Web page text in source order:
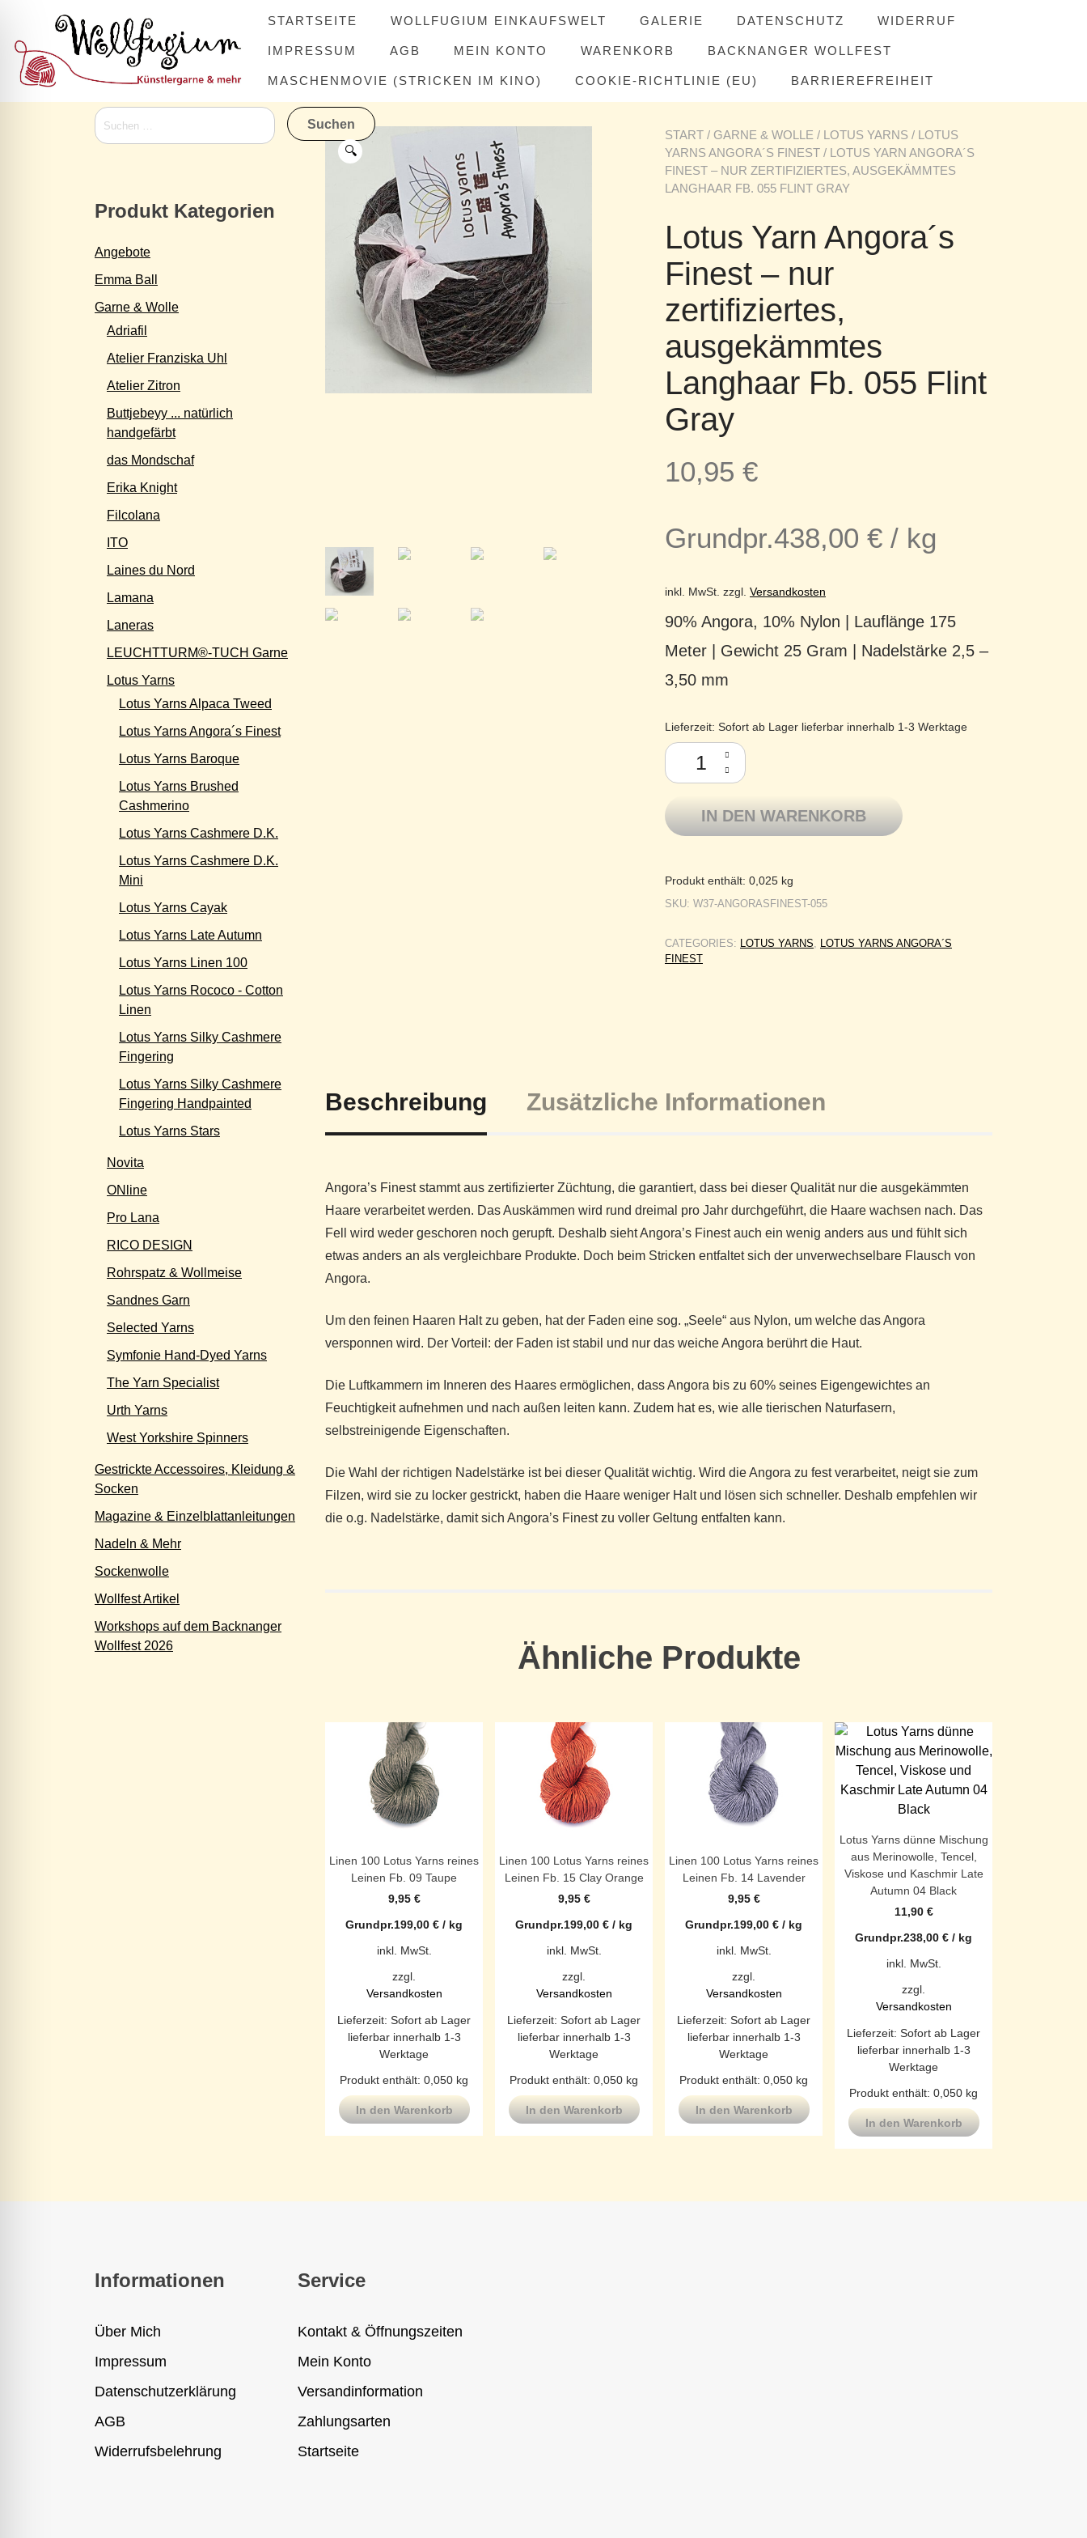
content
STARTSEITE WOLLFUGIUM EINKAUFSWELT GALERIE DATENSCHUTZ WIDERRUF
IMPRESSUM AGB MEIN KONTO WARENKORB BACKNANGER WOLLFEST
MASCHENMOVIE (STRICKEN IM KINO) COOKIE-RICHTLINIE (EU) BARRIEREFREIHEIT
🔍
START / GARNE & WOLLE / LOTUS YARNS / LOTUS
YARNS ANGORA´S FINEST / LOTUS YARN ANGORA´S
FINEST – NUR ZERTIFIZIERTES, AUSGEKÄMMTES
LANGHAAR FB. 055 FLINT GRAY
Lotus Yarn Angora´s
Finest – nur
zertifiziertes,
ausgekämmtes
Langhaar Fb. 055 Flint
Gray
10,95 €
Grundpr.438,00 € / kg
inkl. MwSt. zzgl. Versandkosten
90% Angora, 10% Nylon | Lauflänge 175
Meter | Gewicht 25 Gram | Nadelstärke 2,5 –
3,50 mm
Lieferzeit: Sofort ab Lager lieferbar innerhalb 1-3 Werktage
Lotus Yarn Angora´s Finest - nur zertifiziertes, ausgekämmtes Langhaar
IN DEN WARENKORB
Produkt enthält: 0,025 kg
SKU: W37-ANGORASFINEST-055
CATEGORIES: LOTUS YARNS
LOTUS YARNS ANGORA´S
FINEST
Beschreibung Zusätzliche Informationen
Angora’s Finest stammt aus zertifizierter Züchtung, die garantiert, dass bei dieser Qualität nur die ausgekämmten
Haare verarbeitet werden. Das Auskämmen wird rund dreimal pro Jahr durchgeführt, die Haare wachsen nach. Das
Fell wird weder geschoren noch gerupft. Deshalb sieht Angora’s Finest auch ein wenig anders aus und fühlt sich
etwas anders an als vergleichbare Produkte. Doch beim Stricken entfaltet sich der unverwechselbare Flausch von
Angora.
Um den feinen Haaren Halt zu geben, hat der Faden eine sog. „Seele“ aus Nylon, um welche das Angora
versponnen wird. Der Vorteil: der Faden ist stabil und nur das weiche Angora berührt die Haut.
Die Luftkammern im Inneren des Haares ermöglichen, dass Angora bis zu 60% seines Eigengewichtes an
Feuchtigkeit aufnehmen und nach außen leiten kann. Zudem hat es, wie alle tierischen Naturfasern,
selbstreinigende Eigenschaften.
Die Wahl der richtigen Nadelstärke ist bei dieser Qualität wichtig. Wird die Angora zu fest verarbeitet, neigt sie zum
Filzen, wird sie zu locker gestrickt, haben die Haare weniger Halt und lösen sich schneller. Deshalb empfehlen wir
die o.g. Nadelstärke, damit sich Angora’s Finest zu voller Geltung entfalten kann.
Ähnliche Produkte
Linen 100 Lotus Yarns reines
Leinen Fb. 09 Taupe
9,95 €
Grundpr.199,00 € / kg
inkl. MwSt.
zzgl.
Versandkosten
Lieferzeit: Sofort ab Lager
lieferbar innerhalb 1-3
Werktage
Produkt enthält: 0,050 kg
In den Warenkorb
Linen 100 Lotus Yarns reines
Leinen Fb. 15 Clay Orange
9,95 €
Grundpr.199,00 € / kg
inkl. MwSt.
zzgl.
Versandkosten
Lieferzeit: Sofort ab Lager
lieferbar innerhalb 1-3
Werktage
Produkt enthält: 0,050 kg
In den Warenkorb
Linen 100 Lotus Yarns reines
Leinen Fb. 14 Lavender
9,95 €
Grundpr.199,00 € / kg
inkl. MwSt.
zzgl.
Versandkosten
Lieferzeit: Sofort ab Lager
lieferbar innerhalb 1-3
Werktage
Produkt enthält: 0,050 kg
In den Warenkorb
Lotus Yarns dünne Mischung
aus Merinowolle, Tencel,
Viskose und Kaschmir Late
Autumn 04 Black
11,90 €
Grundpr.238,00 € / kg
inkl. MwSt.
zzgl.
Versandkosten
Lieferzeit: Sofort ab Lager
lieferbar innerhalb 1-3
Werktage
Produkt enthält: 0,050 kg
In den Warenkorb
Suchen
nach:
Produkt Kategorien
Angebote
Emma Ball
Garne & Wolle
Adriafil
Atelier Franziska Uhl
Atelier Zitron
Buttjebeyy ... natürlich
handgefärbt
das Mondschaf
Erika Knight
Filcolana
ITO
Laines du Nord
Lamana
Laneras
LEUCHTTURM®-TUCH Garne
Lotus Yarns
Lotus Yarns Alpaca Tweed
Lotus Yarns Angora´s Finest
Lotus Yarns Baroque
Lotus Yarns Brushed
Cashmerino
Lotus Yarns Cashmere D.K.
Lotus Yarns Cashmere D.K.
Mini
Lotus Yarns Cayak
Lotus Yarns Late Autumn
Lotus Yarns Linen 100
Lotus Yarns Rococo - Cotton
Linen
Lotus Yarns Silky Cashmere
Fingering
Lotus Yarns Silky Cashmere
Fingering Handpainted
Lotus Yarns Stars
Novita
ONline
Pro Lana
RICO DESIGN
Rohrspatz & Wollmeise
Sandnes Garn
Selected Yarns
Symfonie Hand-Dyed Yarns
The Yarn Specialist
Urth Yarns
West Yorkshire Spinners
Gestrickte Accessoires, Kleidung &
Socken
Magazine & Einzelblattanleitungen
Nadeln & Mehr
Sockenwolle
Wollfest Artikel
Workshops auf dem Backnanger
Wollfest 2026
Informationen
Über Mich
Impressum
Datenschutzerklärung
AGB
Widerrufsbelehrung
Service
Kontakt & Öffnungszeiten
Mein Konto
Versandinformation
Zahlungsarten
Startseite